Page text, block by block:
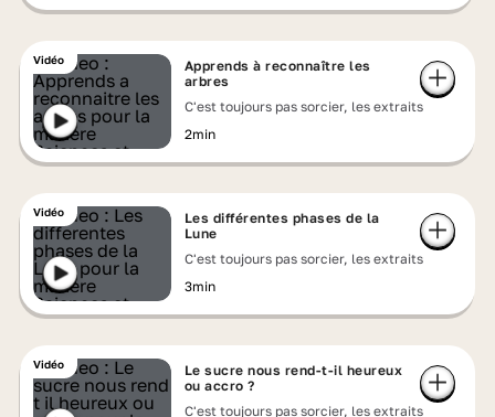
Vidéo
Apprends à reconnaître les
arbres
C'est toujours pas sorcier, les extraits
2min
Vidéo
Les différentes phases de la
Lune
C'est toujours pas sorcier, les extraits
3min
Vidéo
Le sucre nous rend-t-il heureux
ou accro ?
C'est toujours pas sorcier, les extraits